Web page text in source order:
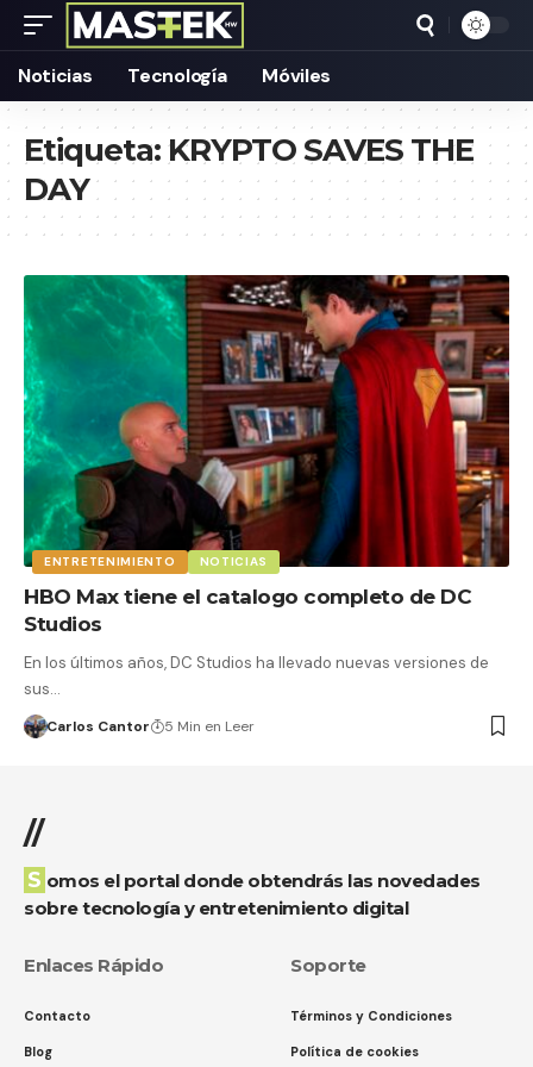
Noticias Tecnología Móviles
Etiqueta:KRYPTO SAVES THE
DAY
ENTRETENIMIENTO NOTICIAS
HBO Max tiene el catalogo completo de DC
Studios
En los últimos años, DC Studios ha llevado nuevas versiones de
sus…
Carlos Cantor 5 Min en Leer
//
Somos el portal donde obtendrás las novedades
sobre tecnología y entretenimiento digital
Enlaces Rápido
Contacto
Blog
Soporte
Términos y Condiciones
Política de cookies